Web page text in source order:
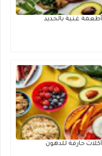
أطعمة غنية بالحديد
أكلات حارقة للدهون